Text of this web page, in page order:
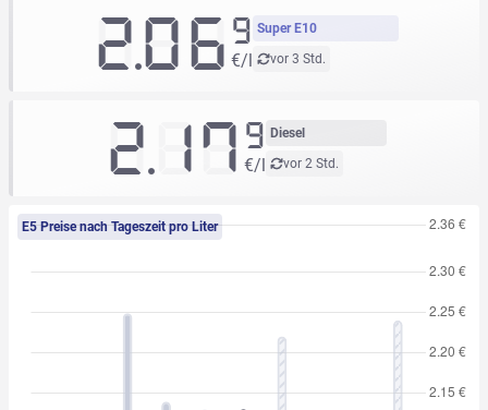
Super E10
vor 3 Std.
2.069
€/l
Diesel
vor 2 Std.
2.17 9
€/l
E5 Preise nach Tageszeit pro Liter